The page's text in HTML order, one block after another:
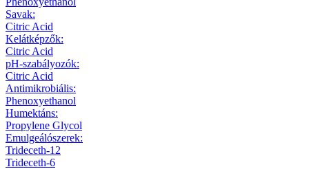
Savak:
Citric Acid
Kelátképzők:
Citric Acid
pH-szabályozók:
Citric Acid
Antimikrobiális:
Phenoxyethanol
Humektáns:
Propylene Glycol
Emulgeálószerek:
Trideceth-12
Trideceth-6